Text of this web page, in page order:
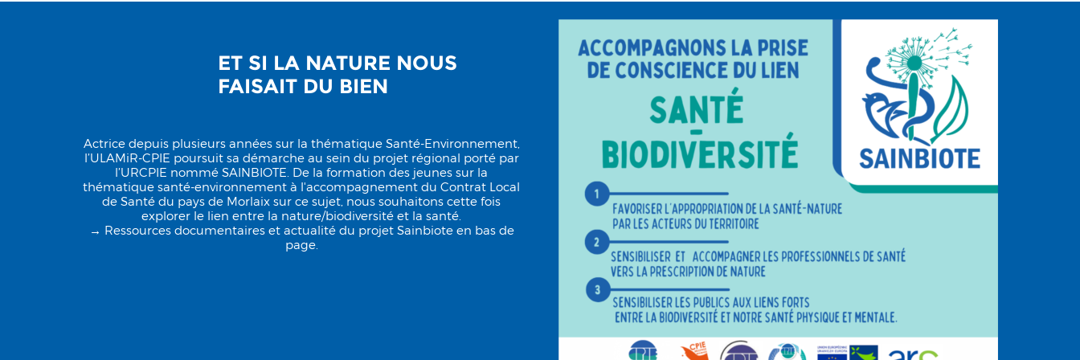
ET SI LA NATURE NOUS
FAISAIT DU BIEN
Actrice depuis plusieurs années sur la thématique Santé-Environnement,
l’ULAMiR-CPIE poursuit sa démarche au sein du projet régional porté par
l’URCPIE nommé SAINBIOTE. De la formation des jeunes sur la
thématique santé-environnement à l'accompagnement du Contrat Local
de Santé du pays de Morlaix sur ce sujet, nous souhaitons cette fois
explorer le lien entre la nature/biodiversité et la santé.
→ Ressources documentaires et actualité du projet Sainbiote en bas de
page.